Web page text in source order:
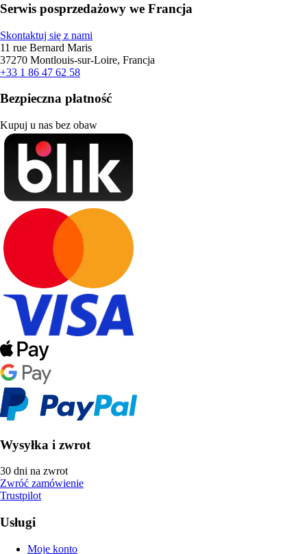
Serwis posprzedażowy we Francja
Skontaktuj się z nami
11 rue Bernard Maris
37270 Montlouis-sur-Loire, Francja
+33 1 86 47 62 58
Bezpieczna płatność
Kupuj u nas bez obaw
Wysyłka i zwrot
30 dni na zwrot
Zwróć zamówienie
Trustpilot
Usługi
Moje konto